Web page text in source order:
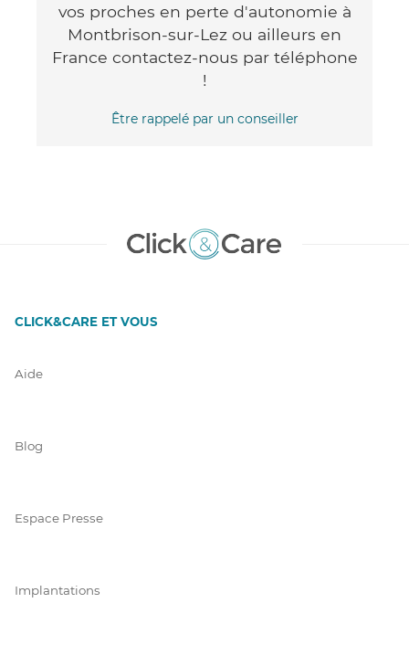
vos proches en perte d'autonomie à
Montbrison-sur-Lez ou ailleurs en
France contactez-nous par téléphone
!
Être rappelé par un conseiller
CLICK&CARE ET VOUS
Aide
Blog
Espace Presse
Implantations